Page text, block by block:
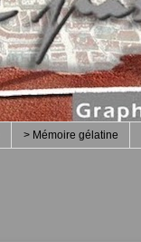
> Mémoire gélatine